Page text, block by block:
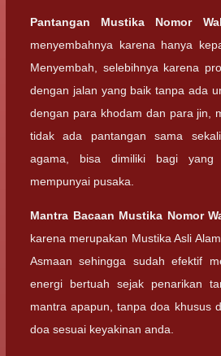
Pantangan Mustika Nomor
menyembahnya karena hanya
Menyembah, selebihnya karena
dengan jalan yang baik tanpa ada
dengan para khodam dan para jin,
tidak ada pantangan sama
agama, bisa dimiliki bagi yang
mempunyai pusaka.
Mantra Bacaan Mustika Nomor
karena merupakan Mustika Asli
Asmaan sehingga sudah efektif
energi bertuah sejak penarikan
mantra apapun, tanpa doa khusus
doa sesuai keyakinan anda.